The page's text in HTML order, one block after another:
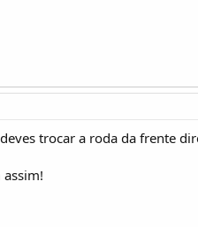
trocar a roda da frente